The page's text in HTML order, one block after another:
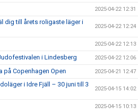
2025-04-22 12:31
dig till årets roligaste läger i
2025-04-22 12:24
2025-04-22 12:13
i Lindesberg 2025-04-22 12:06
på Copenhagen Open 2025-04-21 12:47
i Idre Fjäll – 30 juni till 3
2025-04-15 14:02
2025-04-15 10:13